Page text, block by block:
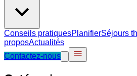
Conseils pratiquesPlanifierSéjours
proposActualités
Contactez-nous